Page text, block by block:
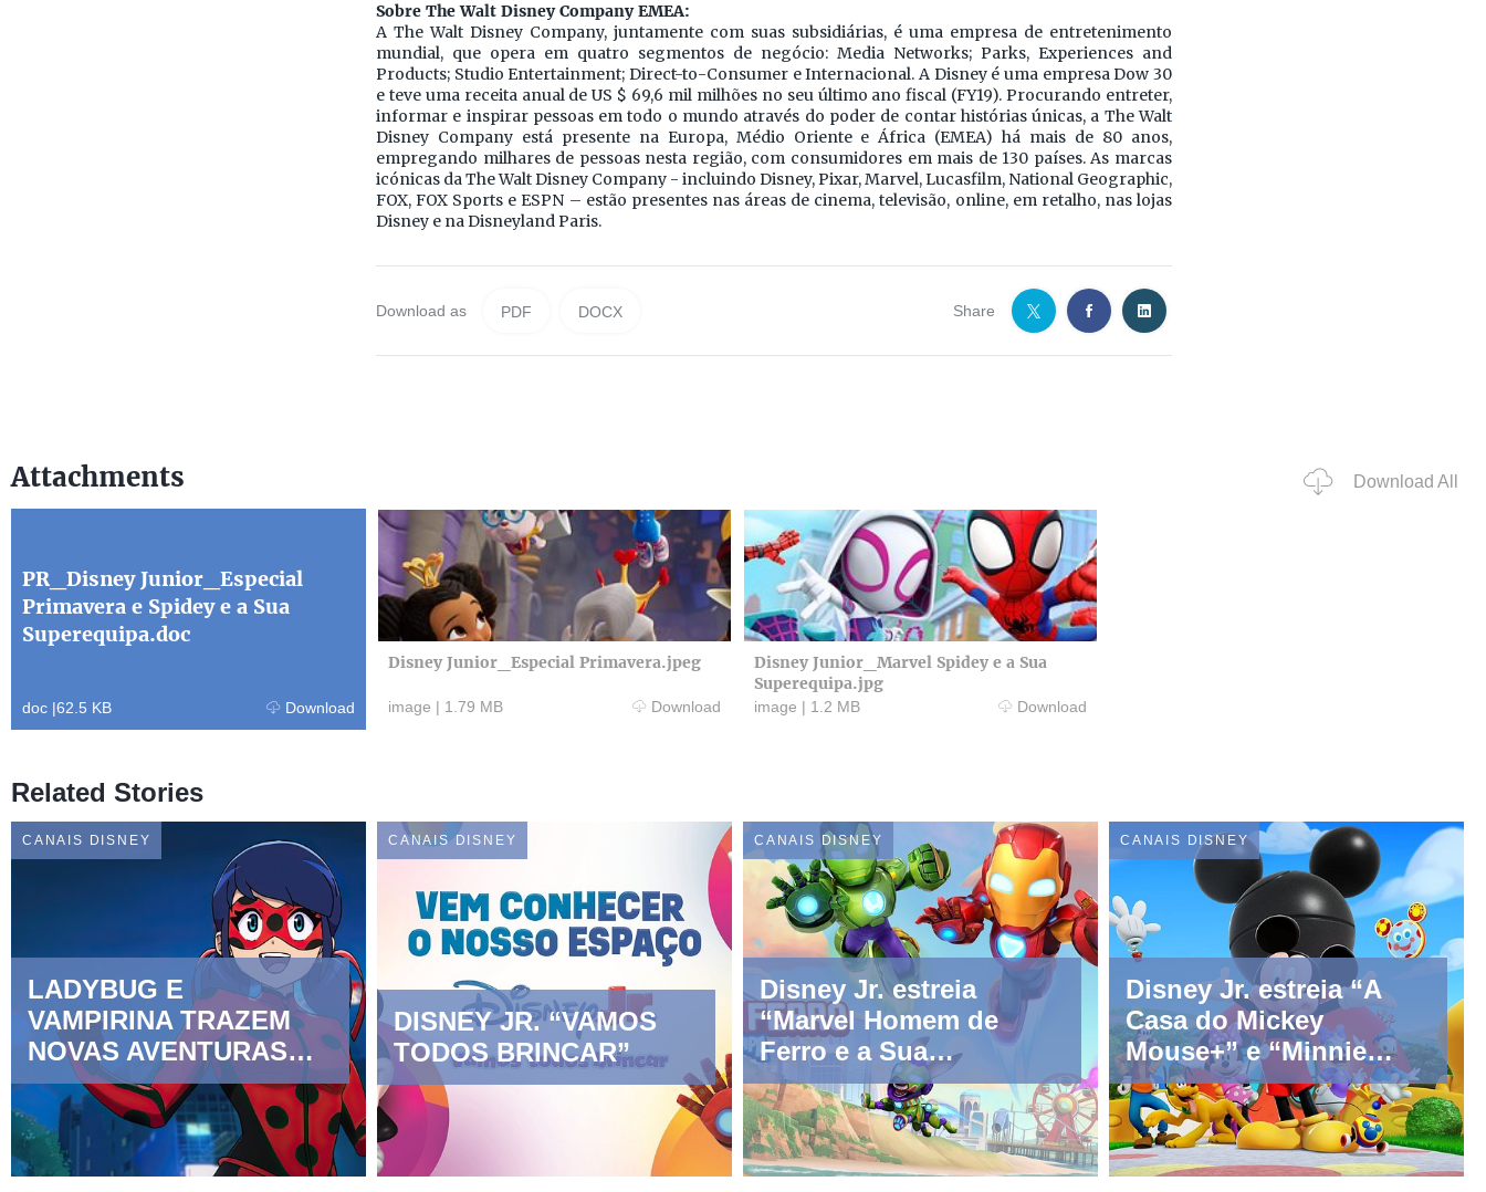
Sobre The Walt Disney Company EMEA:
A The Walt Disney Company, juntamente com suas subsidiárias, é uma empresa de entretenimento
mundial, que opera em quatro segmentos de negócio: Media Networks; Parks, Experiences and
Products; Studio Entertainment; Direct-to-Consumer e Internacional. A Disney é uma empresa Dow 30
e teve uma receita anual de US $ 69,6 mil milhões no seu último ano fiscal (FY19). Procurando entreter,
informar e inspirar pessoas em todo o mundo através do poder de contar histórias únicas, a The Walt
Disney Company está presente na Europa, Médio Oriente e África (EMEA) há mais de 80 anos,
empregando milhares de pessoas nesta região, com consumidores em mais de 130 países. As marcas
icónicas da The Walt Disney Company - incluindo Disney, Pixar, Marvel, Lucasfilm, National Geographic,
FOX, FOX Sports e ESPN – estão presentes nas áreas de cinema, televisão, online, em retalho, nas lojas
Disney e na Disneyland Paris.
Download as PDF DOCX Share
Attachments Download All
PR_Disney Junior_Especial
Primavera e Spidey e a Sua
Superequipa.doc
doc |62.5 KB Download
Disney Junior_Especial Primavera.jpeg
image | 1.79 MB Download
Disney Junior_Marvel Spidey e a Sua
Superequipa.jpg
image | 1.2 MB Download
Related Stories
CANAIS DISNEY
LADYBUG E
VAMPIRINA TRAZEM
NOVAS AVENTURAS
AO DISNEY CHANNEL
CANAIS DISNEY
DISNEY JR. “VAMOS
TODOS BRINCAR”
CANAIS DISNEY
Disney Jr. estreia
“Marvel Homem de
Ferro e a Sua
Superequipa" em
setembro
CANAIS DISNEY
Disney Jr. estreia “A
Casa do Mickey
Mouse+” e “Minnie
Toons: Hotel de
Animais” em setembro